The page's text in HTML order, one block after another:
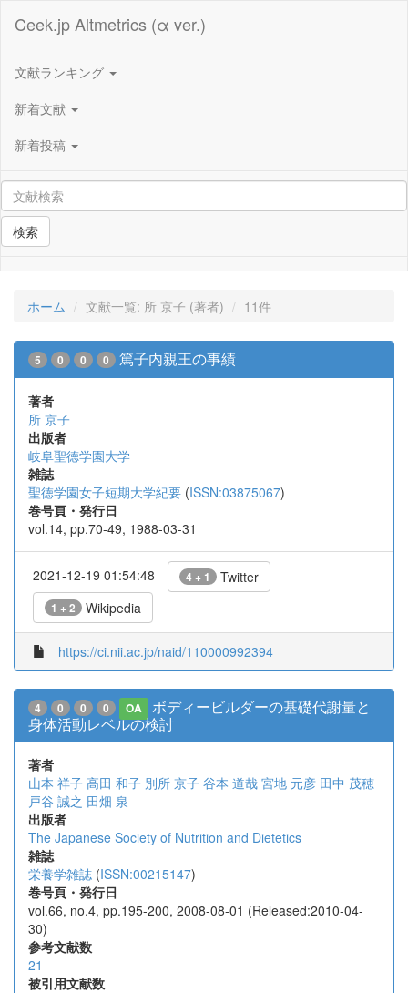
Ceek.jp Altmetrics (α ver.)
文献ランキング
新着文献
新着投稿
検索
ホーム 文献一覧: 所 京子 (著者) 11件
5 0 0 0 篤子内親王の事績
著者
所 京子
出版者
岐阜聖徳学園大学
雑誌
聖徳学園女子短期大学紀要 (ISSN:03875067)
巻号頁・発行日
vol.14, pp.70-49, 1988-03-31
2021-12-19 01:54:48 4 + 1 Twitter
1 + 2 Wikipedia
https://ci.nii.ac.jp/naid/110000992394
4 0 0 0 OA
ボディービルダーの基礎代謝量と
身体活動レベルの検討
著者
山本 祥子 高田 和子 別所 京子 谷本 道哉 宮地 元彦 田中 茂穂
戸谷 誠之 田畑 泉
出版者
The Japanese Society of Nutrition and Dietetics
雑誌
栄養学雑誌 (ISSN:00215147)
巻号頁・発行日
vol.66, no.4, pp.195-200, 2008-08-01 (Released:2010-04-
30)
参考文献数
21
被引用文献数